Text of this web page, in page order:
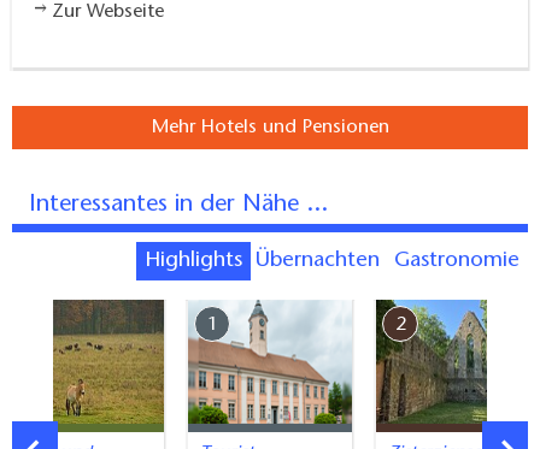
Zur Webseite
Mehr Hotels und Pensionen
Interessantes in der Nähe ...
Highlights Übernachten Gastronomie
1 2